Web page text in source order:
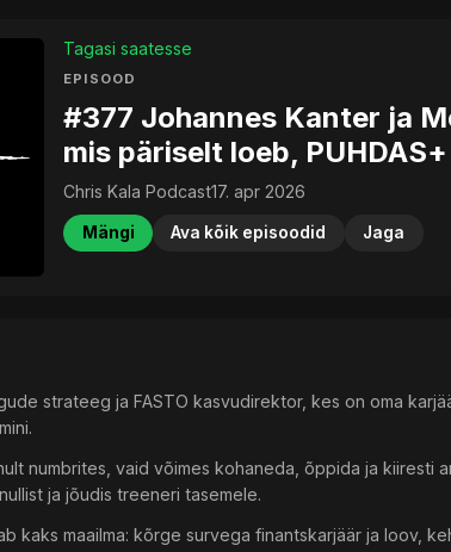
Tagasi saatesse
EPISOOD
#377 Johannes Kanter ja
mis päriselt loeb,
Chris Kala Podcast17. apr 2026
Mängi Ava kõik episoodid Jaga
strateeg ja FASTO kasvudirektor, kes on oma
numbrites, vaid võimes kohaneda, õppida ja kiiresti
ja jõudis treeneri tasemele.
kaks maailma: kõrge survega finantskarjäär ja loov,